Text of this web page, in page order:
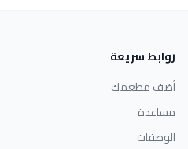
روابط سريعة
أضف مطعمك
مساعدة
الوصفات